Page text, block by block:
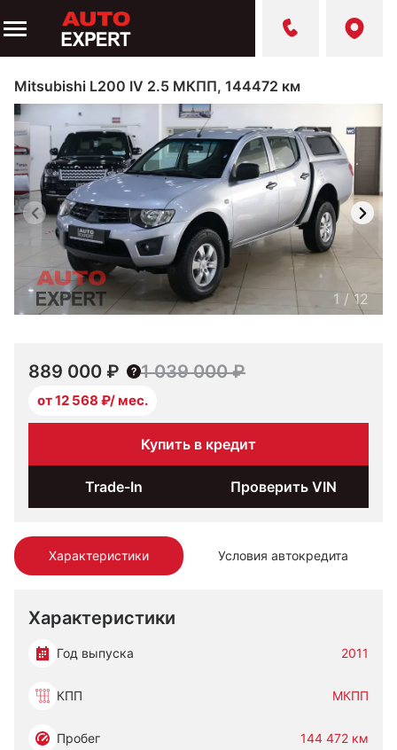
Mitsubishi L200 IV 2.5 МКПП, 144472 км
Характеристики Условия автокредита
Характеристики
Год выпуска 2011
КПП МКПП
Пробег 144 472 км
1 /12
889 000 ₽ 1 039 000 ₽
от 12 568 ₽/ мес.
Купить в кредит
Trade-In Проверить VIN